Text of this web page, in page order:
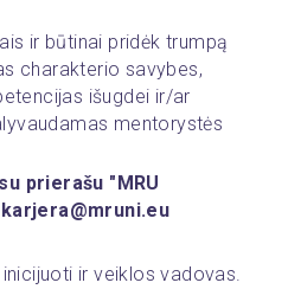
ir būtinai pridėk trumpą
charakterio savybes,
išugdei ir/ar
mentorystės
prierašu "MRU
ir veiklos vadovas.